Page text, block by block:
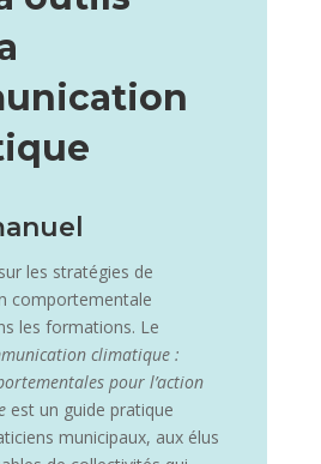
les stratégies de
comportementale
les formations. Le
climatique :
pour l’action
est un guide pratique
municipaux, aux élus